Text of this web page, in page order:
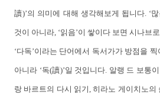
讀)’의 의미에 대해 생각해보게 됩니다. ‘
것이 아니라, ‘읽음’이 쌓이다 보면 시나브
‘다독’이라는 단어에서 독서가가 방점을
아니라 ‘독(讀)’일 것입니다. 알랭 드 보통
랑 바르트의 다시 읽기, 히라노 게이치노의